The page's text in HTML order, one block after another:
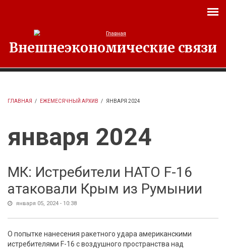
Внешнеэкономические связи
ГЛАВНАЯ / ЕЖЕМЕСЯЧНЫЙ АРХИВ / ЯНВАРЯ 2024
января 2024
МК: Истребители НАТО F-16
атаковали Крым из Румынии
января 05, 2024 - 10:38
О попытке нанесения ракетного удара американскими
истребителями F-16 с воздушного пространства над